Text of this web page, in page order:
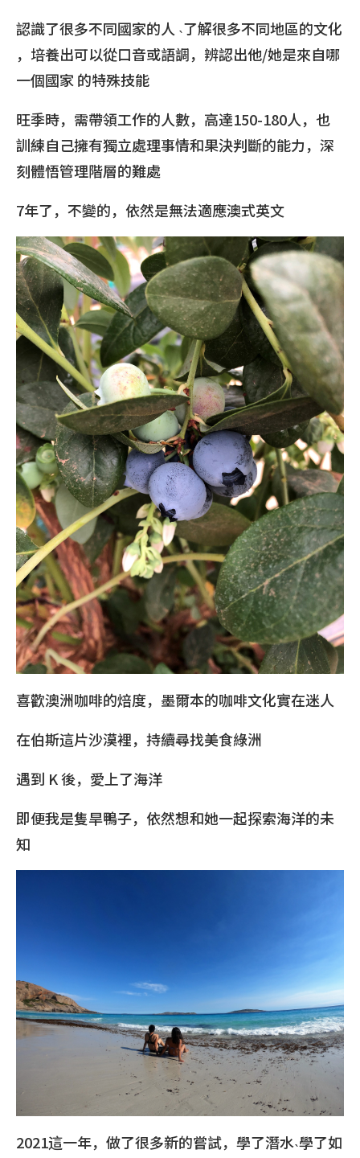
認識了很多不同國家的人 ˴了解很多不同地區的文化
，培養出可以從口音或語調，辨認出他/她是來自哪
一個國家 的特殊技能
旺季時，需帶領工作的人數，高達150-180人，也
訓練自己擁有獨立處理事情和果決判斷的能力，深
刻體悟管理階層的難處
7年了，不變的，依然是無法適應澳式英文
喜歡澳洲咖啡的焙度，墨爾本的咖啡文化實在迷人
在伯斯這片沙漠裡，持續尋找美食綠洲
遇到 K 後，愛上了海洋
即便我是隻旱鴨子，依然想和她一起探索海洋的未
知
2021這一年，做了很多新的嘗試，學了潛水˴學了如